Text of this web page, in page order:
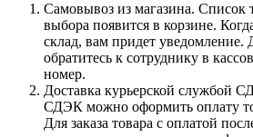
Самовывоз из магазина. Список
выбора появится в корзине.
склад, вам придет уведомление.
обратитесь к сотруднику в
номер.
Доставка курьерской службой
СДЭК можно оформить оплату
Для заказа товара с оплатой